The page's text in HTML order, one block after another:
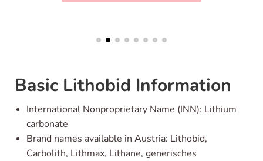
Basic Lithobid Information
International Nonproprietary Name (INN): Lithium
carbonate
Brand names available in Austria: Lithobid,
Carbolith, Lithmax, Lithane, generisches